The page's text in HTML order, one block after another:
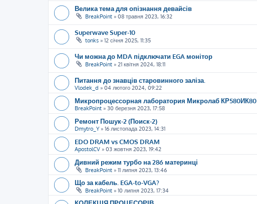
Велика тема для опізнання девайсів
BreakPoint » 08 травня 2023, 16:32
Superwave Super-10
tonks » 12 січня 2025, 11:35
Чи можна до MDA підключати EGA монітор
BreakPoint » 21 квітня 2024, 18:11
Питання до знавців старовинного заліза.
Vlodek_d » 04 лютого 2024, 09:22
Микропроцессорная лаборатория Микролаб КР580ИК80
BreakPoint » 30 березня 2023, 17:58
Ремонт Пошук-2 (Поиск-2)
Dmytro_Y» 16 листопада 2023, 14:31
EDO DRAM vs CMOS DRAM
ApostolCV » 03 жовтня 2023, 19:42
Дивний режим турбо на 286 материнці
BreakPoint » 11 липня 2023, 13:46
Що за кабель. EGA-to-VGA?
BreakPoint » 10 липня 2023, 17:34